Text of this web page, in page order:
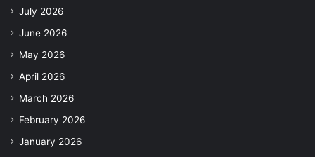
July 2026
June 2026
May 2026
April 2026
March 2026
February 2026
January 2026